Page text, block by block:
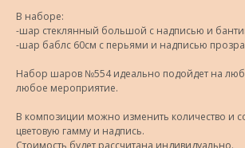
В наборе:
-шар стеклянный большой с надписью и
-шар баблс 60см с перьями и надписью
Набор шаров №554 идеально подойдет на
любое мероприятие.
В композиции можно изменить количество и
цветовую гамму и надпись.